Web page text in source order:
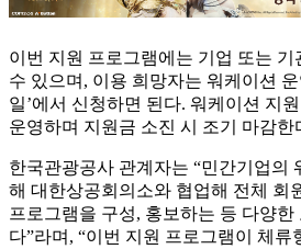
이번 지원 프로그램에는 기업 또는
수 있으며, 이용 희망자는 워케이션
일’에서 신청하면 된다. 워케이션 지
운영하며 지원금 소진 시 조기 마감한
한국관광공사 관계자는 “민간기업의
해 대한상공회의소와 협업해 전체 회
프로그램을 구성, 홍보하는 등 다양한
다”라며, “이번 지원 프로그램이 체류